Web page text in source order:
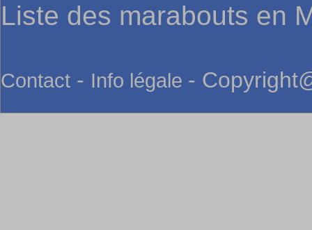
Liste des marabouts en
Contact - Info légale -